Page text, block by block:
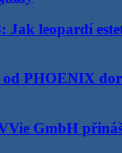
Jak leopardí
PHOENIX
GmbH